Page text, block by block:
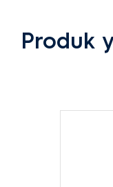
Produk